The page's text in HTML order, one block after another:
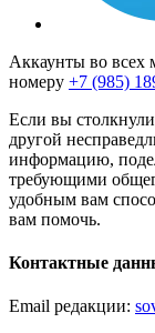
Аккаунты во всех
номеру +7 (985)
Если вы
другой
информацию,
требующими
удобным вам
вам помочь.
Контактные
Email редакции: